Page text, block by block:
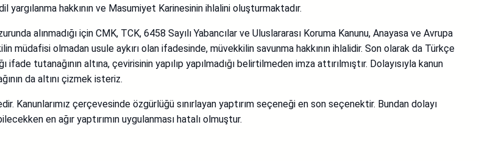
hakkının ve Masumiyet Karinesinin ihlalini oluşturmaktadır.
alınmadığı için CMK, TCK, 6458 Sayılı Yabancılar ve Uluslararası Koruma Kanunu, Anayasa ve Avrupa
müdafisi olmadan usule aykırı olan ifadesinde, müvekkilin savunma hakkının ihlalidir. Son olarak da Türkçe
tutanağının altına, çevirisinin yapılıp yapılmadığı belirtilmeden imza attırılmıştır. Dolayısıyla kanun
da altını çizmek isteriz.
Kanunlarımız çerçevesinde özgürlüğü sınırlayan yaptırım seçeneği en son seçenektir. Bundan dolayı
en ağır yaptırımın uygulanması hatalı olmuştur.